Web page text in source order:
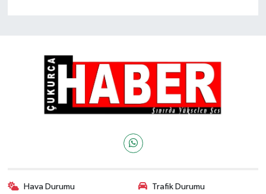
Hava Durumu Trafik Durumu